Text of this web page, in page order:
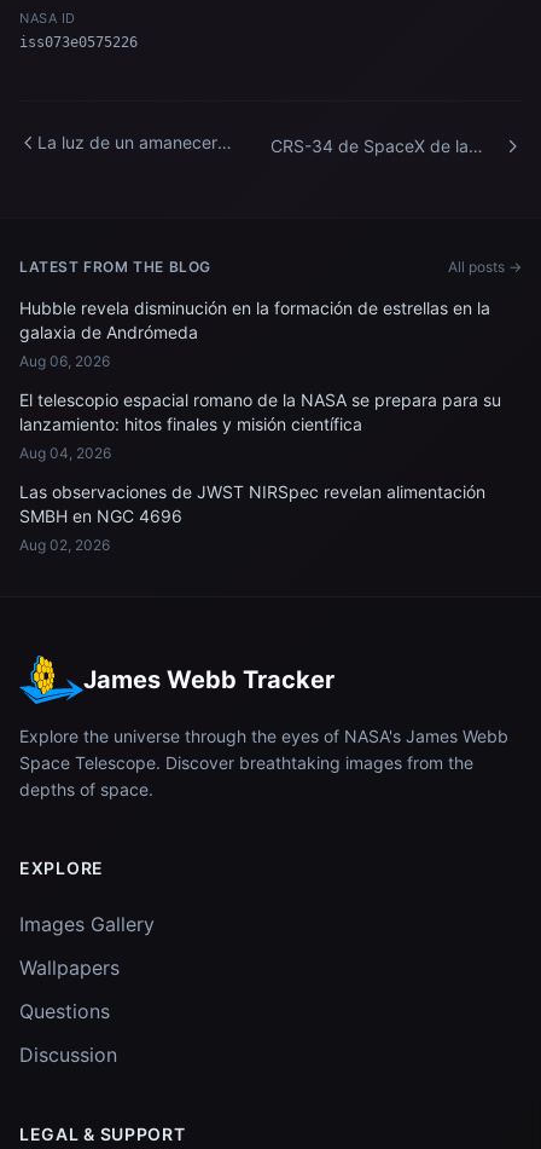
NASA ID
iss073e0575226
La luz de un amanecer
CRS-34 de SpaceX de la
LATEST FROM THE BLOG All posts →
Hubble revela disminución en la formación de estrellas en la
galaxia de Andrómeda
Aug 06, 2026
El telescopio espacial romano de la NASA se prepara para su
lanzamiento: hitos finales y misión científica
Aug 04, 2026
Las observaciones de JWST NIRSpec revelan alimentación
SMBH en NGC 4696
Aug 02, 2026
James Webb Tracker
Explore the universe through the eyes of NASA's James Webb
Space Telescope. Discover breathtaking images from the
depths of space.
EXPLORE
Images Gallery
Wallpapers
Questions
Discussion
LEGAL & SUPPORT